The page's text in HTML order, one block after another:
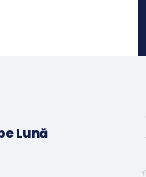
Lună